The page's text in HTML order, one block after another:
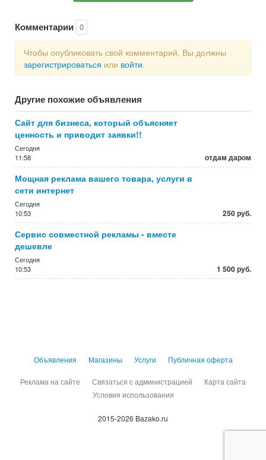
Комментарии 0
Чтобы опубликовать свой комментарий, Вы должны
зарегистрироваться или войти.
Другие похожие объявления
Сайт для бизнеса, который объясняет
ценность и приводит заявки!!
Сегодня
11:58
отдам даром
Мощная реклама вашего товара, услуги в
сети интернет
Сегодня
10:53
250 руб.
Сервис совместной рекламы - вместе
дешевле
Сегодня
10:53
1 500 руб.
Объявления Магазины Услуги Публичная оферта
Реклама на сайте Связаться с администрацией
Карта сайта
Условия использования
2015-2026 Bazako.ru